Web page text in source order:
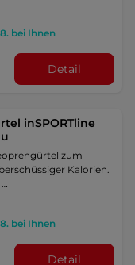
bei Ihnen
Detail
inSPORTline
zum
Kalorien.
bei Ihnen
Detail